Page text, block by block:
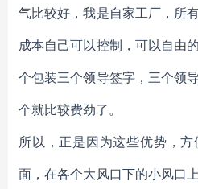
气比较好，我是自家工厂，所
成本自己可以控制，可以自由
个包装三个领导签字，三个领
个就比较费劲了。
所以，正是因为这些优势，
面，在各个大风口下的小风口